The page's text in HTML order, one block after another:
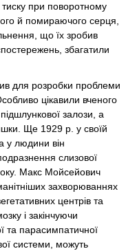
тиску при поворотному
й помираючого серця,
що їх зробив
збагатили
для розробки проблеми
цікавили вченого
залози, а
Ще 1929 р. у своїй
у людини він
слизової
Макс Мойсейович
захворюваннях
центрів та
і закінчуючи
та парасимпатичної
системи, можуть